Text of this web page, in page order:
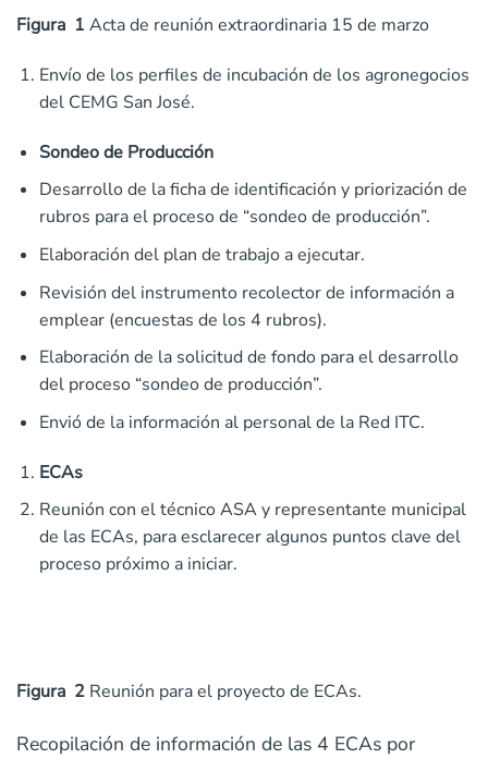
Figura 1 Acta de reunión extraordinaria 15 de marzo
Envío de los perfiles de incubación de los agronegocios
del CEMG San José.
Sondeo de Producción
Desarrollo de la ficha de identificación y priorización de
rubros para el proceso de “sondeo de producción”.
Elaboración del plan de trabajo a ejecutar.
Revisión del instrumento recolector de información a
emplear (encuestas de los 4 rubros).
Elaboración de la solicitud de fondo para el desarrollo
del proceso “sondeo de producción”.
Envió de la información al personal de la Red ITC.
ECAs
Reunión con el técnico ASA y representante municipal
de las ECAs, para esclarecer algunos puntos clave del
proceso próximo a iniciar.
Figura 2 Reunión para el proyecto de ECAs.
Recopilación de información de las 4 ECAs por